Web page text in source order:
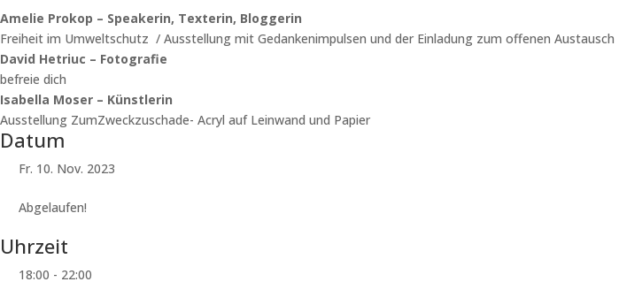
Amelie Prokop – Speakerin, Texterin, Bloggerin
Freiheit im Umweltschutz / Ausstellung mit Gedankenimpulsen und der Einladung zum offenen Austausch
David Hetriuc – Fotografie
befreie dich
Isabella Moser – Künstlerin
Ausstellung ZumZweckzuschade- Acryl auf Leinwand und Papier
Datum
Fr. 10. Nov. 2023
Abgelaufen!
Uhrzeit
18:00 - 22:00